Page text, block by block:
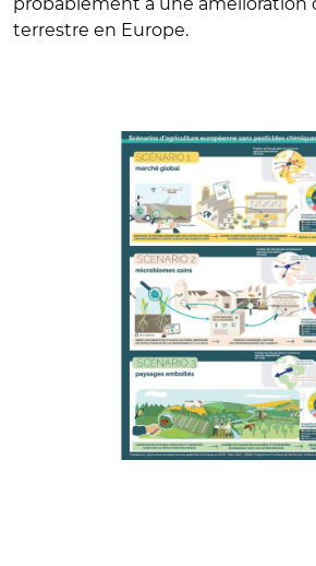
terrestre en Europe.